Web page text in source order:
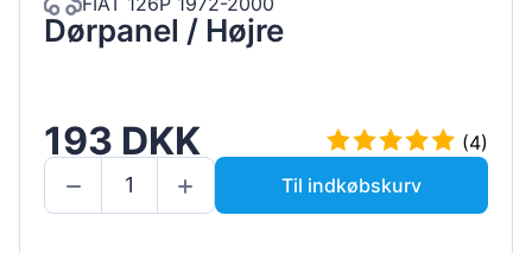
Dørpanel / Højre
193 DKK
(4)
Til indkøbskurv